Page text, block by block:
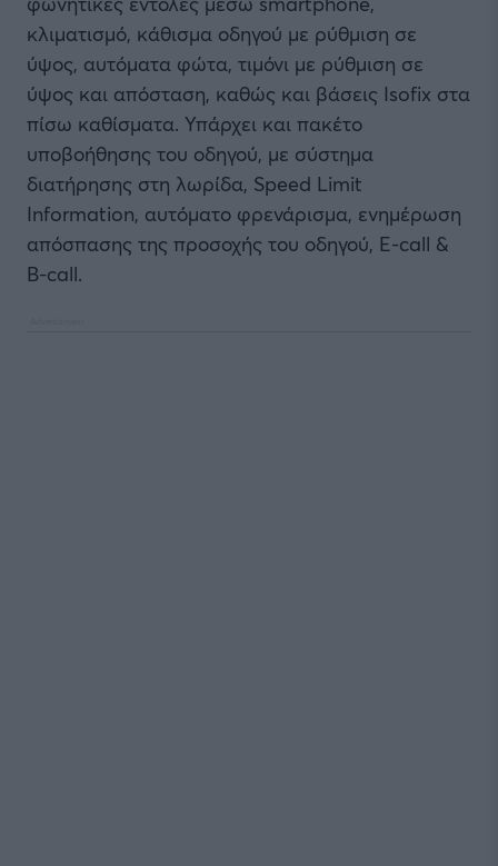
κλιματισμό, κάθισμα οδηγού με ρύθμιση σε
ύψος, αυτόματα φώτα, τιμόνι με ρύθμιση σε
ύψος και απόσταση, καθώς και βάσεις Isofix στα
πίσω καθίσματα. Υπάρχει και πακέτο
υποβοήθησης του οδηγού, με σύστημα
διατήρησης στη λωρίδα, Speed Limit
Information, αυτόματο φρενάρισμα, ενημέρωση
απόσπασης της προσοχής του οδηγού, E-call &
B-call.